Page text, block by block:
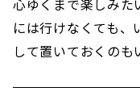
心ゆくまで楽しみた
には行けなくても、
して置いておくのも